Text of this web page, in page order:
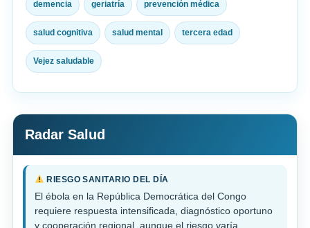
demencia geriatría prevención médica
salud cognitiva salud mental tercera edad
Vejez saludable
Radar Salud
RIESGO SANITARIO DEL DÍA
El ébola en la República Democrática del Congo
requiere respuesta intensificada, diagnóstico oportuno
y cooperación regional, aunque el riesgo varía